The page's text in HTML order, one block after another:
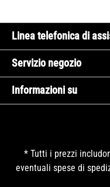
Linea telefonica di
Servizio negozio
Informazioni su
* Tutti i prezzi
eventuali spese di